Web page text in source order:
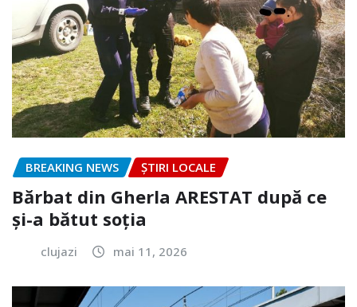
BREAKING NEWS ȘTIRI LOCALE
Bărbat din Gherla ARESTAT după ce
și-a bătut soția
clujazi mai 11, 2026